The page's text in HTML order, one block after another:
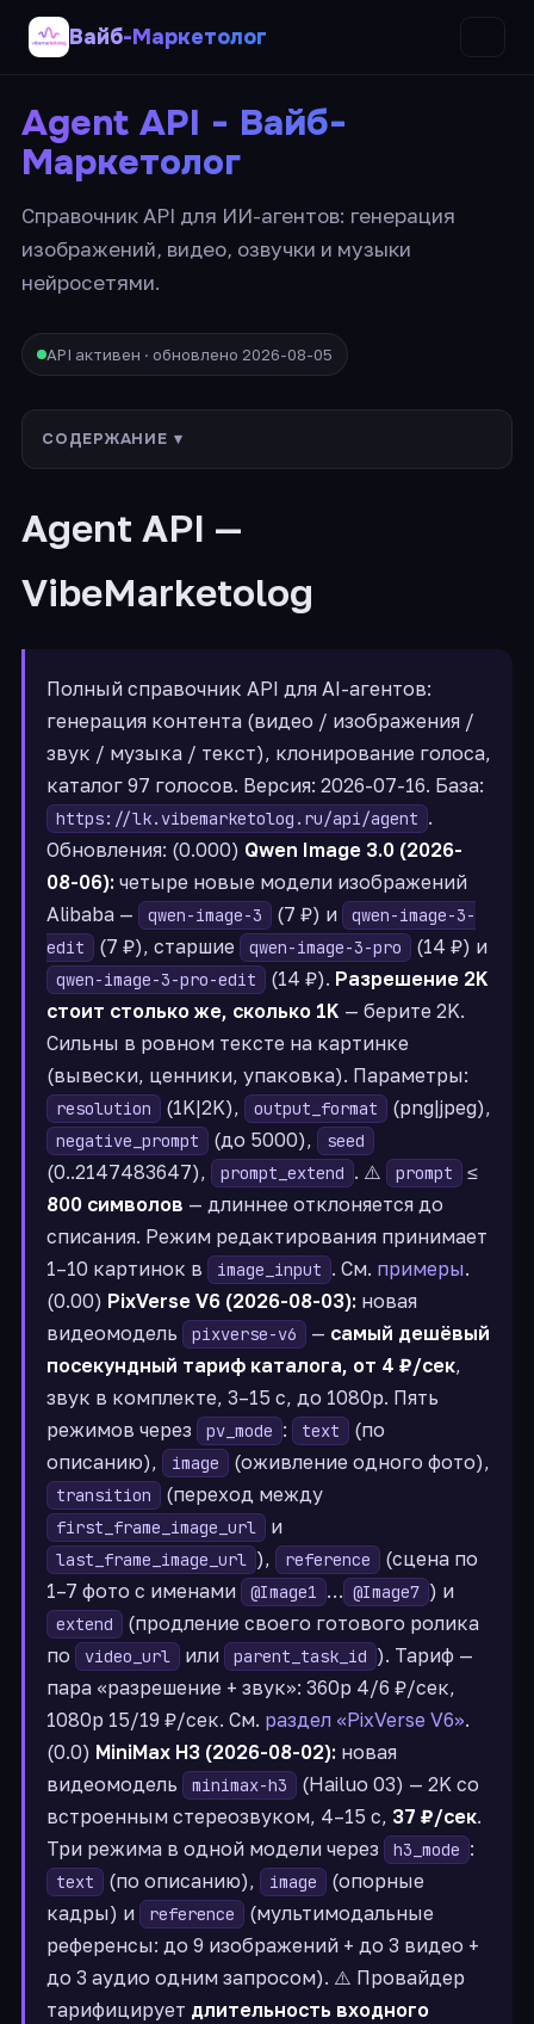
Вайб-Маркетолог
Agent API - Вайб-
Маркетолог
Справочник API для ИИ-агентов: генерация
изображений, видео, озвучки и музыки
нейросетями.
API активен · обновлено 2026-08-05
СОДЕРЖАНИЕ ▾
Agent API —
VibeMarketolog
Полный справочник API для AI-агентов:
генерация контента (видео / изображения /
звук / музыка / текст), клонирование голоса,
каталог 97 голосов. Версия: 2026-07-16. База:
https://lk.vibemarketolog.ru/api/agent .
Обновления: (0.000) Qwen Image 3.0 (2026-
08-06): четыре новые модели изображений
Alibaba —
qwen-image-3 (7 ₽) и
qwen-image-3-
edit
(7 ₽), старшие qwen-image-3-pro (14 ₽) и
qwen-image-3-pro-edit (14 ₽). Разрешение 2K
стоит столько же, сколько 1K — берите 2K.
Сильны в ровном тексте на картинке
(вывески, ценники, упаковка). Параметры:
resolution (1K|2K), output_format (png|jpeg),
negative_prompt (до 5000), seed
(0..2147483647), prompt_extend . ⚠️ prompt
≤
800 символов — длиннее отклоняется до
списания. Режим редактирования принимает
1–10 картинок в
image_input . См. примеры.
(0.00) PixVerse V6 (2026-08-03): новая
видеомодель
pixverse-v6 — самый дешёвый
посекундный тариф каталога, от 4 ₽/сек,
звук в комплекте, 3–15 с, до 1080p. Пять
режимов через
pv_mode : text
(по
описанию),
image (оживление одного фото),
transition (переход между
first_frame_image_url и
last_frame_image_url ), reference
(сцена по
1–7 фото с именами
@Image1 … @Image7 ) и
extend
(продление своего готового ролика
по
video_url или parent_task_id ). Тариф —
пара «разрешение + звук»: 360p 4/6 ₽/сек,
1080p 15/19 ₽/сек. См. раздел «PixVerse V6».
(0.0) MiniMax H3 (2026-08-02): новая
видеомодель
minimax-h3
(Hailuo 03) — 2K со
встроенным стереозвуком, 4–15 с, 37 ₽/сек.
Три режима в одной модели через
h3_mode :
text (по описанию), image
(опорные
кадры) и
reference
(мультимодальные
референсы: до 9 изображений + до 3 видео +
до 3 аудио одним запросом). ⚠️ Провайдер
тарифицирует длительность входного